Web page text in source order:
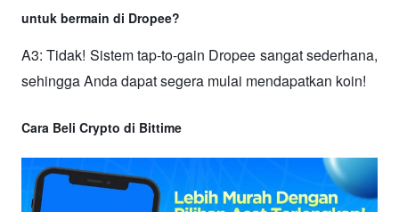
untuk bermain di Dropee?
A3: Tidak! Sistem tap-to-gain Dropee sangat sederhana,
sehingga Anda dapat segera mulai mendapatkan koin!
Cara Beli Crypto di Bittime